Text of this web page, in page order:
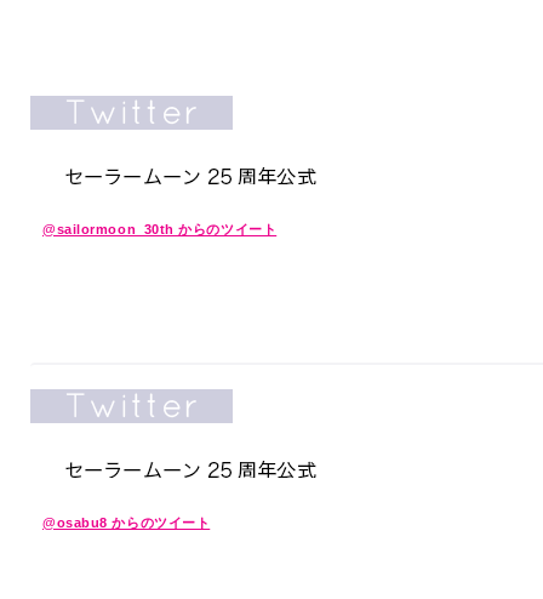
@sailormoon_30th からのツイート
@osabu8 からのツイート